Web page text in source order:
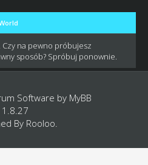
na pewno próbujesz
sposób? Spróbuj ponownie.
Software by MyBB
1.8.27
By Rooloo.